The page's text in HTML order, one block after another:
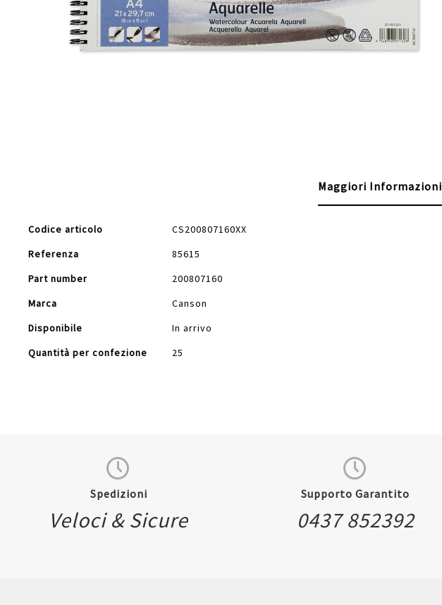
immagini
Maggiori Informazioni
Maggiori
Codice articolo
CS200807160XX
Referenza
85615
Part number
200807160
Marca
Canson
Disponibile
In arrivo
Quantità per confezione
25
Spedizioni
Veloci & Sicure
Supporto Garantito
0437 852392